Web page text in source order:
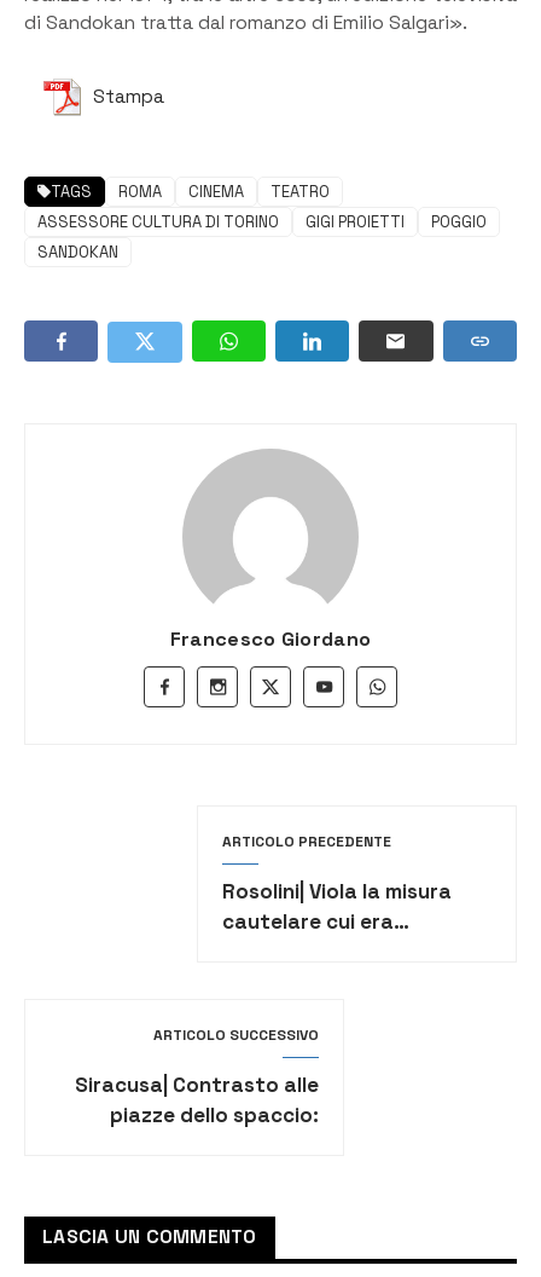
di Sandokan tratta dal romanzo di Emilio Salgari».
Stampa
TAGS ROMA CINEMA
TEATRO
ASSESSORE CULTURA DI TORINO
GIGI PROIETTI
POGGIO
SANDOKAN
Francesco Giordano
ARTICOLO PRECEDENTE
Rosolini| Viola la misura
cautelare cui era
ARTICOLO SUCCESSIVO
Siracusa| Contrasto alle
piazze dello spaccio:
LASCIA UN COMMENTO